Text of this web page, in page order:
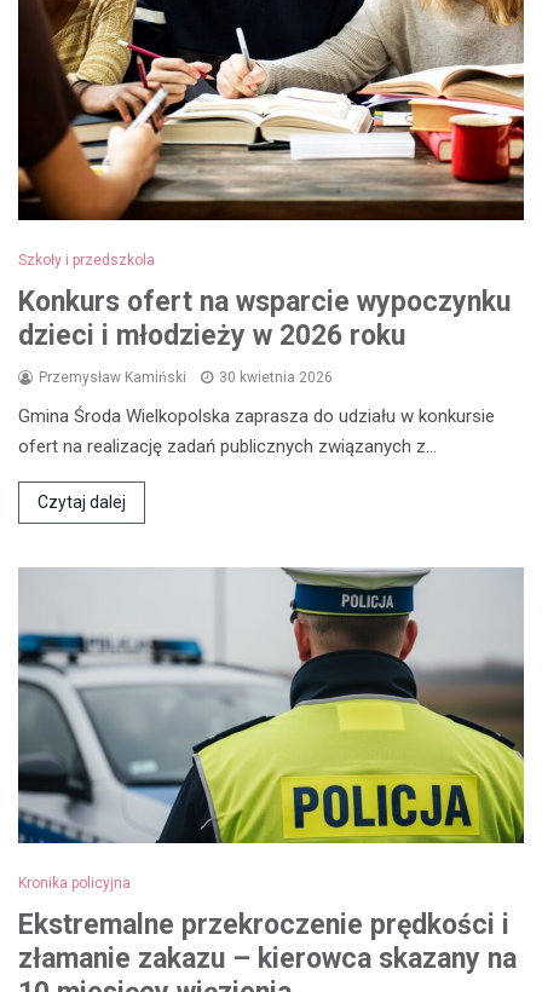
Szkoły i przedszkola
Konkurs ofert na wsparcie wypoczynku
dzieci i młodzieży w 2026 roku
Przemysław Kamiński 30 kwietnia 2026
Gmina Środa Wielkopolska zaprasza do udziału w konkursie
ofert na realizację zadań publicznych związanych z…
Czytaj dalej
Kronika policyjna
Ekstremalne przekroczenie prędkości i
złamanie zakazu – kierowca skazany na